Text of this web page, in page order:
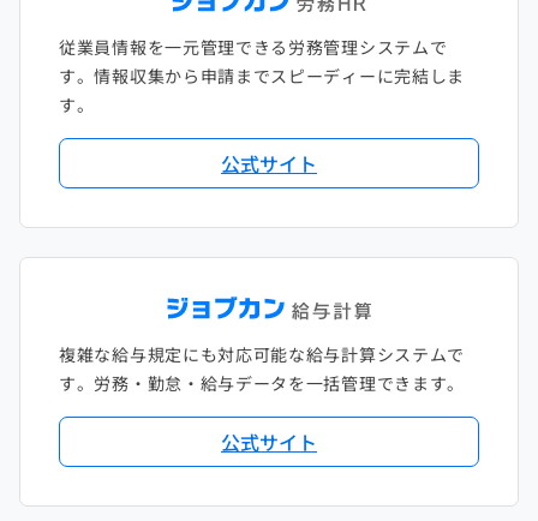
従業員情報を一元管理できる労務管理システムで
す。情報収集から申請までスピーディーに完結しま
す。
公式サイト
複雑な給与規定にも対応可能な給与計算システムで
す。労務・勤怠・給与データを一括管理できます。
公式サイト